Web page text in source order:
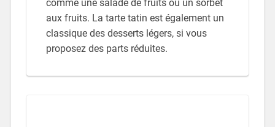
comme une salade de fruits ou un sorbet
aux fruits. La tarte tatin est également un
classique des desserts légers, si vous
proposez des parts réduites.